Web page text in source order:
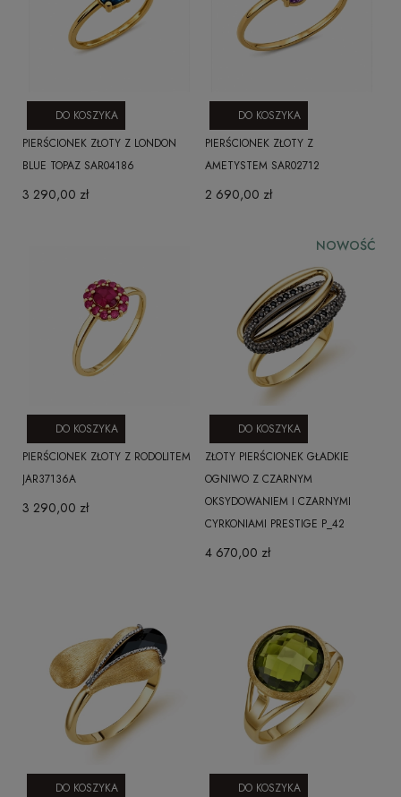
PIERŚCIONEK ZŁOTY Z LONDON
BLUE TOPAZ SAR04186
3 290,00 zł
DO KOSZYKA
PIERŚCIONEK ZŁOTY Z
AMETYSTEM SAR02712
2 690,00 zł
DO KOSZYKA
PIERŚCIONEK ZŁOTY Z RODOLITEM
JAR37136A
3 290,00 zł
DO KOSZYKA
ZŁOTY PIERŚCIONEK GŁADKIE
OGNIWO Z CZARNYM
OKSYDOWANIEM I CZARNYMI
CYRKONIAMI PRESTIGE P_42
4 670,00 zł
DO KOSZYKA
NOWOŚĆ
DO KOSZYKA
DO KOSZYKA